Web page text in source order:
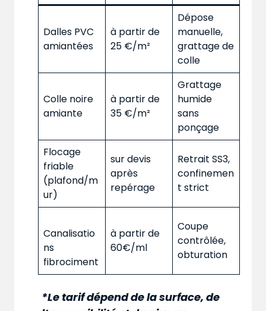
Dalles PVC
amiantées
à partir de
25 €/m²
Dépose
manuelle,
grattage de
colle
Colle noire
amiante
à partir de
35 €/m²
Grattage
humide
sans
ponçage
Flocage
friable
(plafond/m
ur)
sur devis
après
repérage
Retrait SS3,
confinemen
t strict
Canalisatio
ns
fibrociment
à partir de
60€/ml
Coupe
contrôlée,
obturation
*Le tarif dépend de la surface, de